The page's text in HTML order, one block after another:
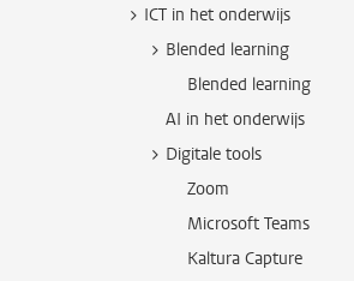
ICT in het onderwijs
Blended learning
Blended learning
AI in het onderwijs
Digitale tools
Zoom
Microsoft Teams
Kaltura Capture